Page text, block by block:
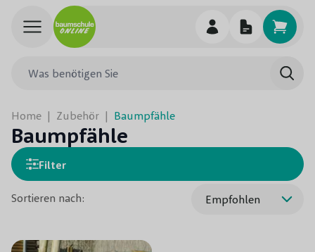
Skip to Content
Home | Zubehör | Baumpfähle
Baumpfähle
Filter
Sortieren nach: